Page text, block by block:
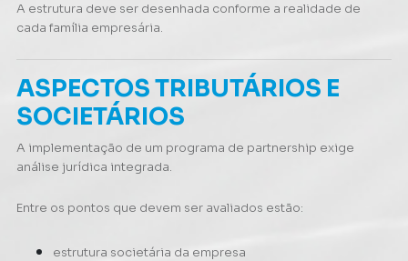
A estrutura deve ser desenhada conforme a realidade de
cada família empresária.
ASPECTOS TRIBUTÁRIOS E
SOCIETÁRIOS
A implementação de um programa de partnership exige
análise jurídica integrada.
Entre os pontos que devem ser avaliados estão:
estrutura societária da empresa